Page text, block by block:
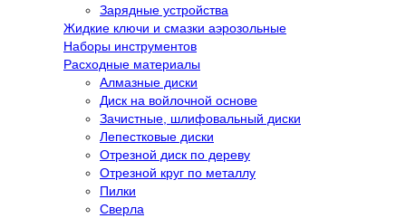
Зарядные устройства
Жидкие ключи и смазки аэрозольные
Наборы инструментов
Расходные материалы
Алмазные диски
Диск на войлочной основе
Зачистные, шлифовальный диски
Лепестковые диски
Отрезной диск по дереву
Отрезной круг по металлу
Пилки
Сверла